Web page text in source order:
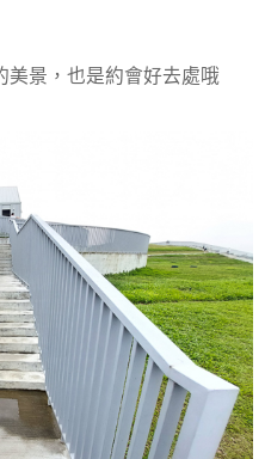
美景，也是約會好去處哦